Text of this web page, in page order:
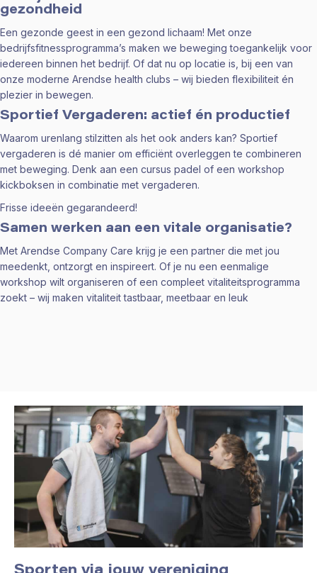
gezondheid
Een gezonde geest in een gezond lichaam! Met onze
bedrijfsfitnessprogramma’s maken we beweging toegankelijk voor
iedereen binnen het bedrijf. Of dat nu op locatie is, bij een van
onze moderne Arendse health clubs – wij bieden flexibiliteit én
plezier in bewegen.
Sportief Vergaderen: actief én productief
Waarom urenlang stilzitten als het ook anders kan? Sportief
vergaderen is dé manier om efficiënt overleggen te combineren
met beweging. Denk aan een cursus padel of een workshop
kickboksen in combinatie met vergaderen.
Frisse ideeën gegarandeerd!
Samen werken aan een vitale organisatie?
Met Arendse Company Care krijg je een partner die met jou
meedenkt, ontzorgt en inspireert. Of je nu een eenmalige
workshop wilt organiseren of een compleet vitaliteitsprogramma
zoekt – wij maken vitaliteit tastbaar, meetbaar en leuk